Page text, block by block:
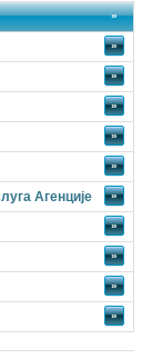
»
»
»
»
»
Агенције »
»
»
»
»